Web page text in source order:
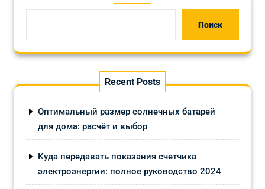
Поиск
Recent Posts
Оптимальный размер солнечных батарей
для дома: расчёт и выбор
Куда передавать показания счетчика
электроэнергии: полное руководство 2024